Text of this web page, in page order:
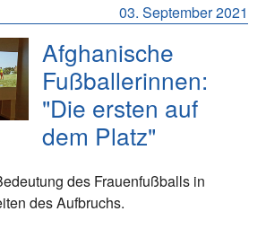
03. September 2021
Afghanische
Fußballerinnen:
"Die ersten auf
dem Platz"
des Frauenfußballs in
des Aufbruchs.